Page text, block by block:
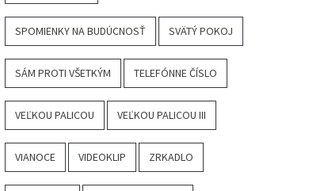
SPOMIENKY NA BUDÚCNOSŤ SVÄTÝ POKOJ
SÁM PROTI VŠETKÝM TELEFÓNNE ČÍSLO
VEĽKOU PALICOU VEĽKOU PALICOU III
VIANOCE VIDEOKLIP ZRKADLO